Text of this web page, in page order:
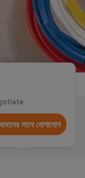
সাথে যোগাযোগ